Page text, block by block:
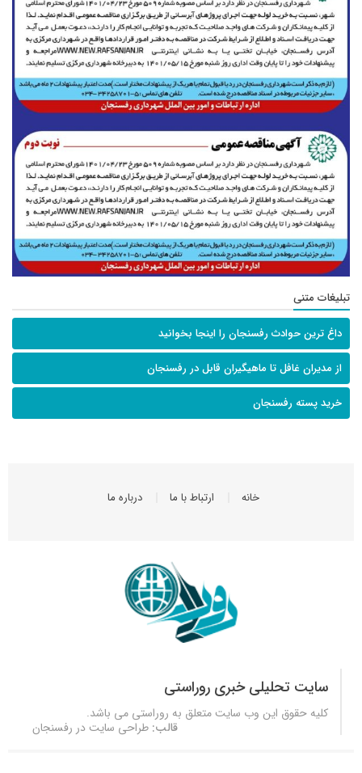
تبلیغات متنی
داغ ترین حوادث رفسنجان را اینجا بخوانید
از مدیران غافل تا ماهیگیران قابل در رفسنجان
خرید پسته رفسنجان
خانه ارتباط با ما درباره ما
سایت تحلیلی خبری روراستی
کلیه حقوق این وب سایت متعلق به روراستی می باشد.
قالب: طراحی سایت در رفسنجان